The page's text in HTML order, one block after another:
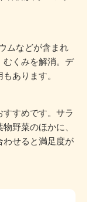
ムなどが含まれ
むくみを解消。デ
あります。
すめです。サラ
野菜のほかに、
わせると満足度が